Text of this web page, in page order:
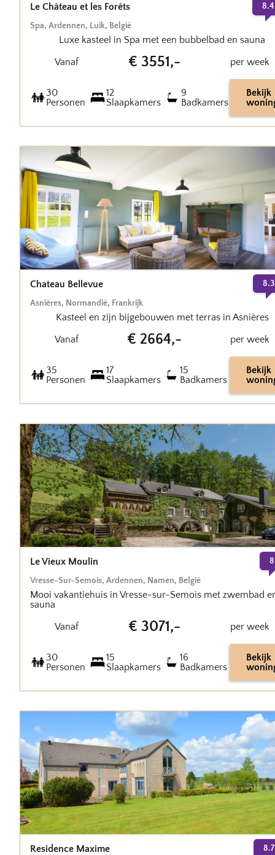
Le Château et les Forêts
Spa, Ardennen, Luik, België
8.4
Luxe kasteel in Spa met een bubbelbad en sauna
Vanaf
€ 3551,- per week
30
Personen
12
Slaapkamers
9
Badkamers
Bekijk
Chateau Bellevue
Asnières, Normandië, Frankrijk
8.3
Kasteel en zijn bijgebouwen met terras in Asnières
Vanaf
€ 2664,- per week
35
Personen
17
Slaapkamers
15
Badkamers
Bekijk
Le Vieux Moulin
Vresse-Sur-Semois, Ardennen, Namen, België
8
Mooi vakantiehuis in Vresse-sur-Semois met zwembad
sauna
Vanaf
€ 3071,- per week
30
Personen
15
Slaapkamers
16
Badkamers
Bekijk
Residence Maxime 8.7